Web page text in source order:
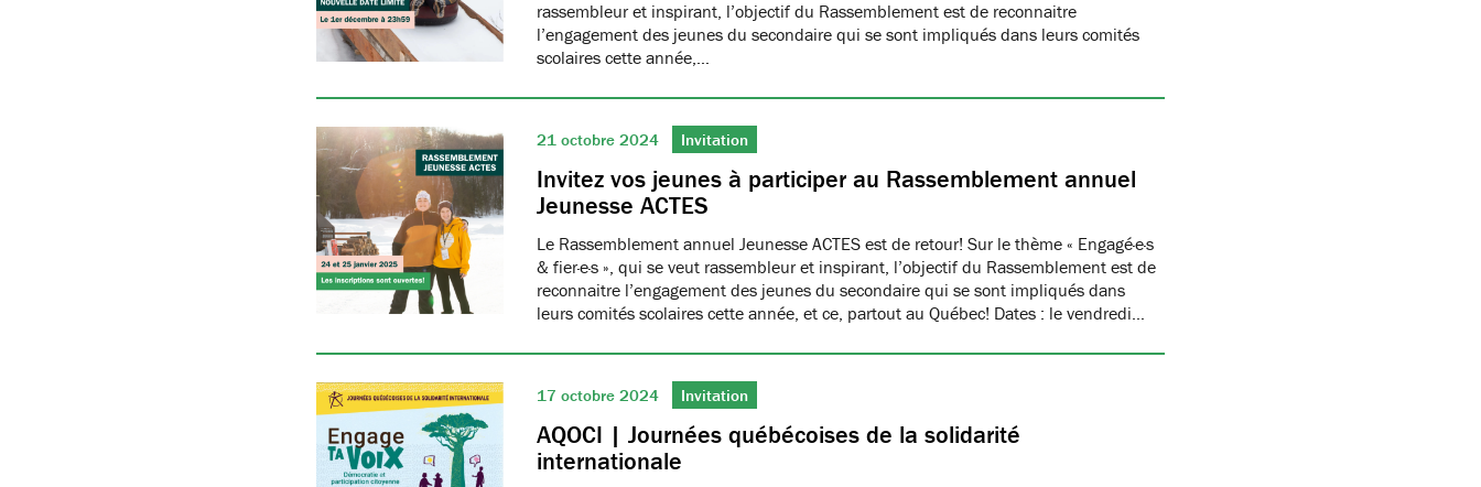
rassembleur et inspirant, l’objectif du Rassemblement est de reconnaitre
l’engagement des jeunes du secondaire qui se sont impliqués dans leurs comités
scolaires cette année,…
21 octobre 2024 Invitation
Invitez vos jeunes à participer au Rassemblement annuel
Jeunesse ACTES
Le Rassemblement annuel Jeunesse ACTES est de retour! Sur le thème « Engagé·e·s
& fier·e·s », qui se veut rassembleur et inspirant, l’objectif du Rassemblement est de
reconnaitre l’engagement des jeunes du secondaire qui se sont impliqués dans
leurs comités scolaires cette année, et ce, partout au Québec! Dates : le vendredi…
17 octobre 2024 Invitation
AQOCI | Journées québécoises de la solidarité
internationale